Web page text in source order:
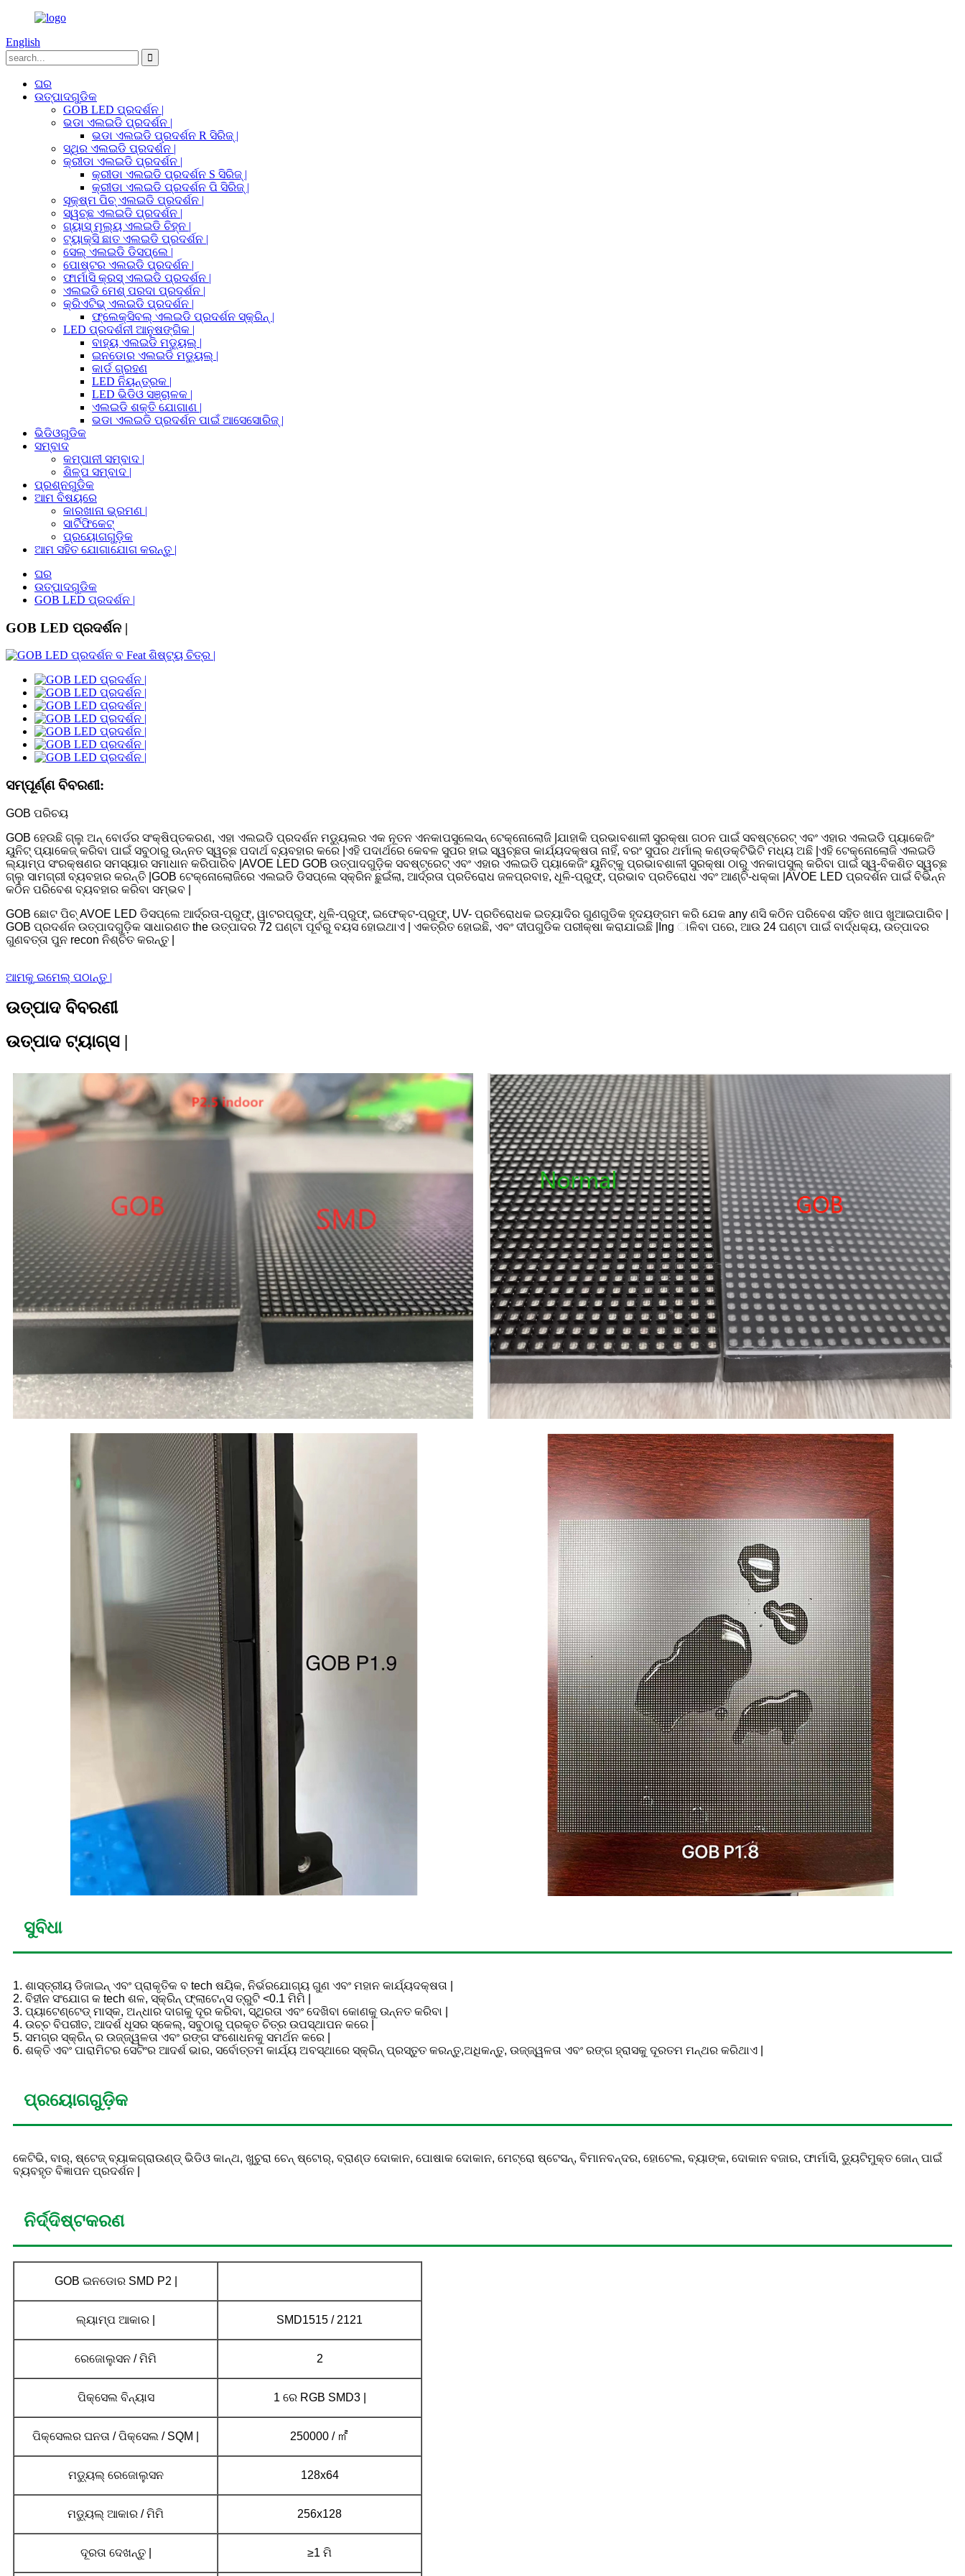
English
ଘର
ଉତ୍ପାଦଗୁଡିକ
GOB LED ପ୍ରଦର୍ଶନ |
ଭଡା ଏଲଇଡି ପ୍ରଦର୍ଶନ |
ଭଡା ଏଲଇଡି ପ୍ରଦର୍ଶନ R ସିରିଜ୍ |
ସ୍ଥିର ଏଲଇଡି ପ୍ରଦର୍ଶନ |
କ୍ରୀଡା ଏଲଇଡି ପ୍ରଦର୍ଶନ |
କ୍ରୀଡା ଏଲଇଡି ପ୍ରଦର୍ଶନ S ସିରିଜ୍ |
କ୍ରୀଡା ଏଲଇଡି ପ୍ରଦର୍ଶନ ପି ସିରିଜ୍ |
ସୂକ୍ଷ୍ମ ପିଚ୍ ଏଲଇଡି ପ୍ରଦର୍ଶନ |
ସ୍ୱଚ୍ଛ ଏଲଇଡି ପ୍ରଦର୍ଶନ |
ଗ୍ୟାସ୍ ମୂଲ୍ୟ ଏଲଇଡି ଚିହ୍ନ |
ଟ୍ୟାକ୍ସି ଛାତ ଏଲଇଡି ପ୍ରଦର୍ଶନ |
ସେଲ୍ ଏଲଇଡି ଡିସପ୍ଲେ |
ପୋଷ୍ଟର ଏଲଇଡି ପ୍ରଦର୍ଶନ |
ଫାର୍ମାସି କ୍ରସ୍ ଏଲଇଡି ପ୍ରଦର୍ଶନ |
ଏଲଇଡି ମେଶ୍ ପରଦା ପ୍ରଦର୍ଶନ |
କ୍ରିଏଟିଭ୍ ଏଲଇଡି ପ୍ରଦର୍ଶନ |
ଫ୍ଲେକ୍ସିବଲ୍ ଏଲଇଡି ପ୍ରଦର୍ଶନ ସ୍କ୍ରିନ୍ |
LED ପ୍ରଦର୍ଶନୀ ଆନୁଷଙ୍ଗିକ |
ବାହ୍ୟ ଏଲଇଡି ମଡ୍ୟୁଲ୍ |
ଇନଡୋର ଏଲଇଡି ମଡ୍ୟୁଲ୍ |
କାର୍ଡ ଗ୍ରହଣ
LED ନିୟନ୍ତ୍ରକ |
LED ଭିଡିଓ ସଞ୍ଚାଳକ |
ଏଲଇଡି ଶକ୍ତି ଯୋଗାଣ |
ଭଡା ଏଲଇଡି ପ୍ରଦର୍ଶନ ପାଇଁ ଆସେସୋରିଜ୍ |
ଭିଡିଓଗୁଡିକ
ସମ୍ବାଦ
କମ୍ପାନୀ ସମ୍ବାଦ |
ଶିଳ୍ପ ସମ୍ବାଦ |
ପ୍ରଶ୍ନଗୁଡିକ
ଆମ ବିଷୟରେ
କାରଖାନା ଭ୍ରମଣ |
ସାର୍ଟିଫିକେଟ୍
ପ୍ରୟୋଗଗୁଡ଼ିକ
ଆମ ସହିତ ଯୋଗାଯୋଗ କରନ୍ତୁ |
ଘର
ଉତ୍ପାଦଗୁଡିକ
GOB LED ପ୍ରଦର୍ଶନ |
GOB LED ପ୍ରଦର୍ଶନ |
ସମ୍ପୂର୍ଣ୍ଣ ବିବରଣୀ:
GOB ପରିଚୟ
GOB ହେଉଛି ଗ୍ଲୁ ଅନ୍ ବୋର୍ଡର ସଂକ୍ଷିପ୍ତକରଣ, ଏହା ଏଲଇଡି ପ୍ରଦର୍ଶନ ମଡ୍ୟୁଲର ଏକ ନୂତନ ଏନକାପସୁଲେସନ୍ ଟେକ୍ନୋଲୋଜି |ଯାହାକି ପ୍ରଭାବଶାଳୀ ସୁରକ୍ଷା ଗଠନ ପାଇଁ ସବଷ୍ଟ୍ରେଟ୍ ଏବଂ ଏହାର ଏଲଇଡି ପ୍ୟାକେଜିଂ
ୟୁନିଟ୍ ପ୍ୟାକେଜ୍ କରିବା ପାଇଁ ସବୁଠାରୁ ଉନ୍ନତ ସ୍ୱଚ୍ଛ ପଦାର୍ଥ ବ୍ୟବହାର କରେ |ଏହି ପଦାର୍ଥରେ କେବଳ ସୁପର ହାଇ ସ୍ୱଚ୍ଛତା କାର୍ଯ୍ୟଦକ୍ଷତା ନାହିଁ, ବରଂ ସୁପର ଥର୍ମାଲ୍ କଣ୍ଡକ୍ଟିଭିଟି ମଧ୍ୟ ଅଛି |ଏହି ଟେକ୍ନୋଲୋଜି ଏଲଇଡି
ଲ୍ୟାମ୍ପ ସଂରକ୍ଷଣର ସମସ୍ୟାର ସମାଧାନ କରିପାରିବ |AVOE LED GOB ଉତ୍ପାଦଗୁଡ଼ିକ ସବଷ୍ଟ୍ରେଟ୍ ଏବଂ ଏହାର ଏଲଇଡି ପ୍ୟାକେଜିଂ ୟୁନିଟ୍କୁ ପ୍ରଭାବଶାଳୀ ସୁରକ୍ଷା ଠାରୁ ଏନକାପସୁଲ୍ କରିବା ପାଇଁ ସ୍ୱ-ବିକଶିତ ସ୍ୱଚ୍ଛ
ଗ୍ଲୁ ସାମଗ୍ରୀ ବ୍ୟବହାର କରନ୍ତି |GOB ଟେକ୍ନୋଲୋଜିରେ ଏଲଇଡି ଡିସପ୍ଲେ ସ୍କ୍ରିନ ଛୁଇଁଲା, ଆର୍ଦ୍ରତା ପ୍ରତିରୋଧ ଜଳପ୍ରବାହ, ଧୂଳି-ପ୍ରୁଫ୍, ପ୍ରଭାବ ପ୍ରତିରୋଧ ଏବଂ ଆଣ୍ଟି-ଧକ୍କା |AVOE LED ପ୍ରଦର୍ଶନ ପାଇଁ ବିଭିନ୍ନ
କଠିନ ପରିବେଶ ବ୍ୟବହାର କରିବା ସମ୍ଭବ |
GOB ଛୋଟ ପିଚ୍ AVOE LED ଡିସପ୍ଲେ ଆର୍ଦ୍ରତା-ପ୍ରୁଫ୍, ୱାଟରପ୍ରୁଫ୍, ଧୂଳି-ପ୍ରୁଫ୍, ଇଫେକ୍ଟ-ପ୍ରୁଫ୍, UV- ପ୍ରତିରୋଧକ ଇତ୍ୟାଦିର ଗୁଣଗୁଡିକ ହୃଦୟଙ୍ଗମ କରି ଯେକ any ଣସି କଠିନ ପରିବେଶ ସହିତ ଖାପ ଖୁଆଇପାରିବ |
GOB ପ୍ରଦର୍ଶନ ଉତ୍ପାଦଗୁଡ଼ିକ ସାଧାରଣତ the ଉତ୍ପାଦର 72 ଘଣ୍ଟା ପୂର୍ବରୁ ବୟସ ହୋଇଥାଏ | ଏକତ୍ରିତ ହୋଇଛି, ଏବଂ ଦୀପଗୁଡିକ ପରୀକ୍ଷା କରାଯାଇଛି |Ing ାଳିବା ପରେ, ଆଉ 24 ଘଣ୍ଟା ପାଇଁ ବାର୍ଦ୍ଧକ୍ୟ, ଉତ୍ପାଦର
ଗୁଣବତ୍ତା ପୁନ recon ନିଶ୍ଚିତ କରନ୍ତୁ |
ଆମକୁ ଇମେଲ୍ ପଠାନ୍ତୁ |
ଉତ୍ପାଦ ବିବରଣୀ
ଉତ୍ପାଦ ଟ୍ୟାଗ୍ସ |
ସୁବିଧା
1. ଶାସ୍ତ୍ରୀୟ ଡିଜାଇନ୍ ଏବଂ ପ୍ରାକୃତିକ ବ tech ଷୟିକ, ନିର୍ଭରଯୋଗ୍ୟ ଗୁଣ ଏବଂ ମହାନ କାର୍ଯ୍ୟଦକ୍ଷତା |
2. ବିହୀନ ସଂଯୋଗ କ tech ଶଳ, ସ୍କ୍ରିନ୍ ଫ୍ଲାଟେନ୍ସ ତ୍ରୁଟି <0.1 ମିମି |
3. ପ୍ୟାଟେଣ୍ଟେଡ୍ ମାସ୍କ, ଅନ୍ଧାର ଦାଗକୁ ଦୂର କରିବା, ସ୍ଥିରତା ଏବଂ ଦେଖିବା କୋଣକୁ ଉନ୍ନତ କରିବା |
4. ଉଚ୍ଚ ବିପରୀତ, ଆଦର୍ଶ ଧୂସର ସ୍କେଲ୍, ସବୁଠାରୁ ପ୍ରକୃତ ଚିତ୍ର ଉପସ୍ଥାପନ କରେ |
5. ସମଗ୍ର ସ୍କ୍ରିନ୍ ର ଉଜ୍ଜ୍ୱଳତା ଏବଂ ରଙ୍ଗ ସଂଶୋଧନକୁ ସମର୍ଥନ କରେ |
6. ଶକ୍ତି ଏବଂ ପାରାମିଟର ସେଟିଂର ଆଦର୍ଶ ଭାର, ସର୍ବୋତ୍ତମ କାର୍ଯ୍ୟ ଅବସ୍ଥାରେ ସ୍କ୍ରିନ୍ ପ୍ରସ୍ତୁତ କରନ୍ତୁ,ଅଧିକନ୍ତୁ, ଉଜ୍ଜ୍ୱଳତା ଏବଂ ରଙ୍ଗ ହ୍ରାସକୁ ଦୂରତମ ମନ୍ଥର କରିଥାଏ |
ପ୍ରୟୋଗଗୁଡ଼ିକ
କେଟିଭି, ବାର୍, ଷ୍ଟେଜ୍ ବ୍ୟାକଗ୍ରାଉଣ୍ଡ୍ ଭିଡିଓ କାନ୍ଥ, ଖୁଚୁରା ଚେନ୍ ଷ୍ଟୋର୍, ବ୍ରାଣ୍ଡ ଦୋକାନ, ପୋଷାକ ଦୋକାନ, ମେଟ୍ରୋ ଷ୍ଟେସନ୍, ବିମାନବନ୍ଦର, ହୋଟେଲ, ବ୍ୟାଙ୍କ, ଦୋକାନ ବଜାର, ଫାର୍ମାସି, ଡ୍ୟୁଟିମୁକ୍ତ ଜୋନ୍ ପାଇଁ
ବ୍ୟବହୃତ ବିଜ୍ଞାପନ ପ୍ରଦର୍ଶନ |
ନିର୍ଦ୍ଦିଷ୍ଟକରଣ
GOB ଇନଡୋର SMD P2 |
ଲ୍ୟାମ୍ପ ଆକାର | SMD1515 / 2121
ରେଜୋଲୁସନ / ମିମି 2
ପିକ୍ସେଲ ବିନ୍ୟାସ 1 ରେ RGB SMD3 |
ପିକ୍ସେଲର ଘନତା / ପିକ୍ସେଲ / SQM | 250000 / ㎡
ମଡ୍ୟୁଲ୍ ରେଜୋଲୁସନ 128x64
ମଡ୍ୟୁଲ୍ ଆକାର / ମିମି 256x128
ଦୂରତା ଦେଖନ୍ତୁ | ≥1 ମି